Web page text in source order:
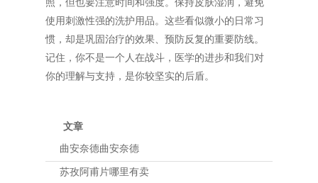
照，但也要注意时间和强度。保持皮肤湿润，避免
使用刺激性强的洗护用品。这些看似微小的日常习
惯，却是巩固治疗的效果、预防反复的重要防线。
记住，你不是一个人在战斗，医学的进步和我们对
你的理解与支持，是你较坚实的后盾。
文章
曲安奈德曲安奈德
苏孜阿甫片哪里有卖